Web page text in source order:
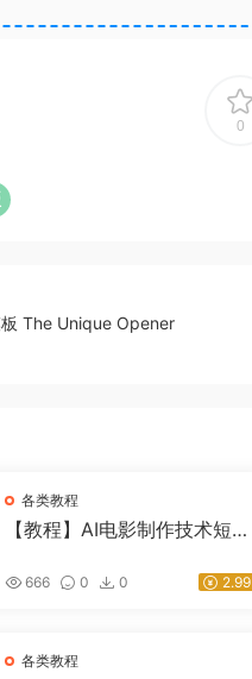
0
The Unique Opener
各类教程
【教程】AI电影制作技术短视
电影+ai漫剧+ai运镜
666 0 0 2.99
各类教程